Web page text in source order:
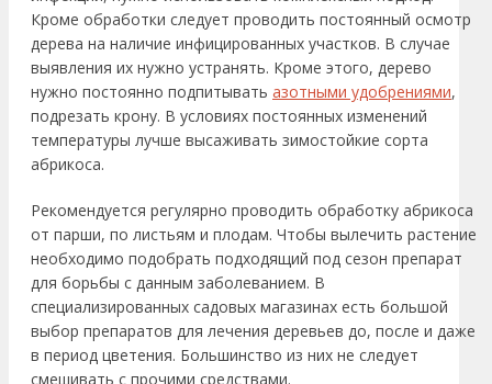
Кроме обработки следует проводить постоянный осмотр
дерева на наличие инфицированных участков. В случае
выявления их нужно устранять. Кроме этого, дерево
нужно постоянно подпитывать азотными удобрениями,
подрезать крону. В условиях постоянных изменений
температуры лучше высаживать зимостойкие сорта
абрикоса.
Рекомендуется регулярно проводить обработку абрикоса
от парши, по листьям и плодам. Чтобы вылечить растение
необходимо подобрать подходящий под сезон препарат
для борьбы с данным заболеванием. В
специализированных садовых магазинах есть большой
выбор препаратов для лечения деревьев до, после и даже
в период цветения. Большинство из них не следует
смешивать с прочими средствами.